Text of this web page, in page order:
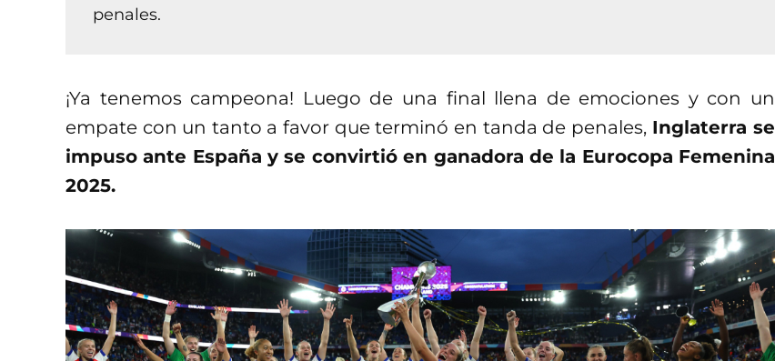
penales.
¡Ya tenemos campeona! Luego de una final llena de emociones y con un
empate con un tanto a favor que terminó en tanda de penales, Inglaterra se
impuso ante España y se convirtió en ganadora de la Eurocopa Femenina
2025.